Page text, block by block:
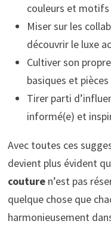
couleurs et
Miser sur les
découvrir le luxe
Cultiver son
basiques et
Tirer parti
informé(e) et
Avec toutes ces
devient plus évident
couturen’est pas
quelque chose que
harmonieusement